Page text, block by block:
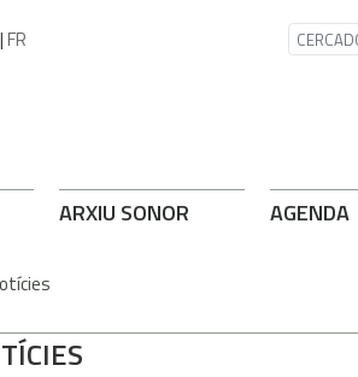
|FR
ARXIU SONOR AGENDA